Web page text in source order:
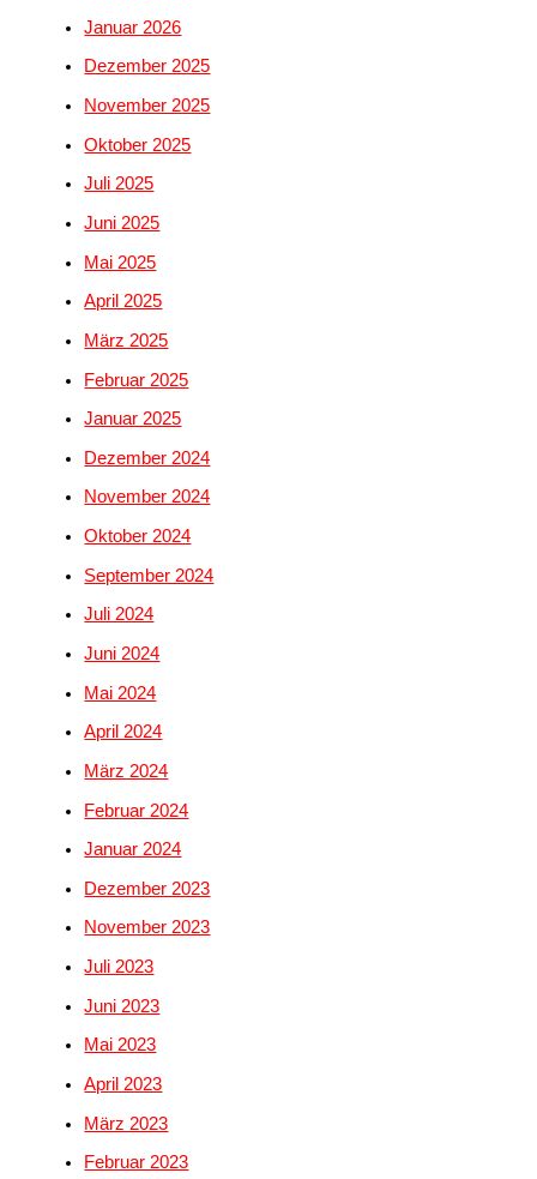
Januar 2026
Dezember 2025
November 2025
Oktober 2025
Juli 2025
Juni 2025
Mai 2025
April 2025
März 2025
Februar 2025
Januar 2025
Dezember 2024
November 2024
Oktober 2024
September 2024
Juli 2024
Juni 2024
Mai 2024
April 2024
März 2024
Februar 2024
Januar 2024
Dezember 2023
November 2023
Juli 2023
Juni 2023
Mai 2023
April 2023
März 2023
Februar 2023